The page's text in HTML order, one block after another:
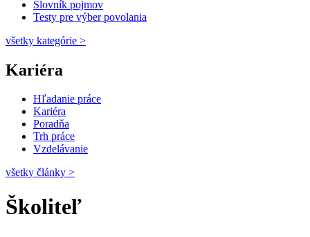
Slovník pojmov
Testy pre výber povolania
všetky kategórie >
Kariéra
Hľadanie práce
Kariéra
Poradňa
Trh práce
Vzdelávanie
všetky články >
Školiteľ